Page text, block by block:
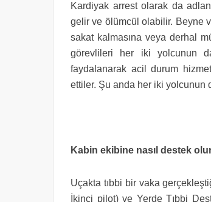
Kardiyak arrest olarak da
gelir ve ölümcül olabilir. Beyne
sakat kalmasına veya derhal
görevlileri her iki yolcunun
faydalanarak acil durum
ettiler. Şu anda her iki yolcunun
Kabin ekibine nasıl destek
Uçakta tıbbi bir vaka
İkinci pilot) ve Yerde Tıbbi